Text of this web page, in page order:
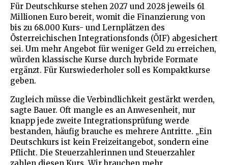
Für Deutschkurse stehen 2027 und 2028 jeweils 61
Millionen Euro bereit, womit die Finanzierung von
bis zu 68.000 Kurs- und Lernplätzen des
Österreichischen Integrationsfonds (ÖIF) abgesichert
sei. Um mehr Angebot für weniger Geld zu erreichen,
würden klassische Kurse durch hybride Formate
ergänzt. Für Kurswiederholer soll es Kompaktkurse
geben.
Zugleich müsse die Verbindlichkeit gestärkt werden,
sagte Bauer. Oft mangle es an Anwesenheit, nur
knapp jede zweite Integrationsprüfung werde
bestanden, häufig brauche es mehrere Antritte. „Ein
Deutschkurs ist kein Freizeitangebot, sondern eine
Pflicht. Die Steuerzahlerinnen und Steuerzahler